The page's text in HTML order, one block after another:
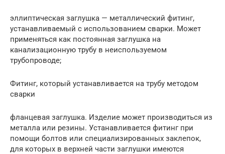
эллиптическая заглушка — металлический фитинг,
устанавливаемый с использованием сварки. Может
применяться как постоянная заглушка на
канализационную трубу в неиспользуемом
трубопроводе;
Фитинг, который устанавливается на трубу методом
сварки
фланцевая заглушка. Изделие может производиться из
металла или резины. Устанавливается фитинг при
помощи болтов или специализированных заклепок,
для которых в верхней части заглушки имеются